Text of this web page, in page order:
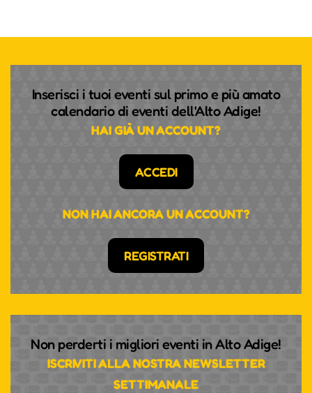
Inserisci i tuoi eventi sul primo e più amato
calendario di eventi dell'Alto Adige!
HAI GIÀ UN ACCOUNT?
ACCEDI
NON HAI ANCORA UN ACCOUNT?
REGISTRATI
Non perderti i migliori eventi in Alto Adige!
ISCRIVITI ALLA NOSTRA NEWSLETTER
SETTIMANALE